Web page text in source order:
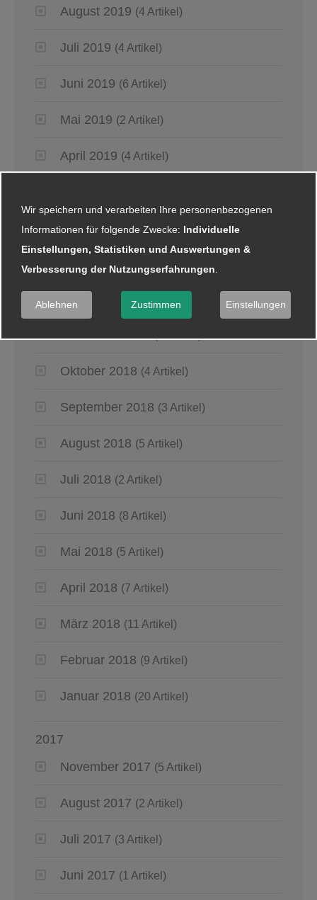
August 2019 (4 Artikel)
Juli 2019 (4 Artikel)
Juni 2019 (6 Artikel)
Mai 2019 (2 Artikel)
April 2019 (4 Artikel)
Januar 2019 (5 Artikel)
2018
Dezember 2018
Oktober 2018 (4 Artikel)
September 2018 (3 Artikel)
August 2018 (5 Artikel)
Juli 2018 (2 Artikel)
Juni 2018 (8 Artikel)
Mai 2018 (5 Artikel)
April 2018 (7 Artikel)
März 2018 (11 Artikel)
Februar 2018 (9 Artikel)
Januar 2018 (20 Artikel)
2017
November 2017 (5 Artikel)
August 2017 (2 Artikel)
Juli 2017 (3 Artikel)
Juni 2017 (1 Artikel)
Wir speichern und verarbeiten Ihre personenbezogenen
Informationen für folgende Zwecke: Individuelle
Einstellungen, Statistiken und Auswertungen &
Verbesserung der Nutzungserfahrungen
Ablehnen Zustimmen Einstellungen